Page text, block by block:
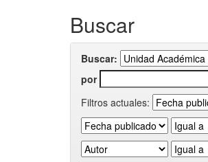
Buscar
Buscar:
por
Filtros actuales: